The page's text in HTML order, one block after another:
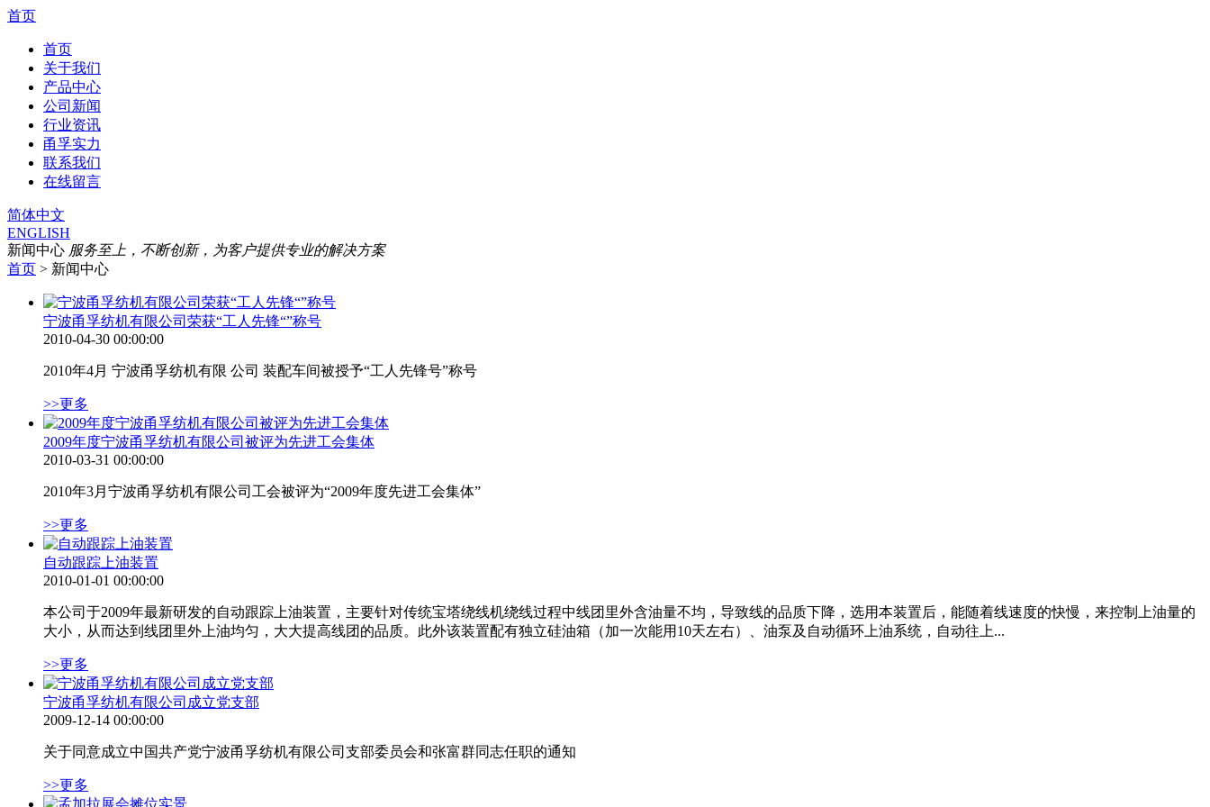
首页
首页
关于我们
产品中心
公司新闻
行业资讯
甬孚实力
联系我们
在线留言
简体中文
ENGLISH
新闻中心 服务至上，不断创新，为客户提供专业的解决方案
首页 > 新闻中心
宁波甬孚纺机有限公司荣获“工人先锋“”称号
2010-04-30 00:00:00
2010年4月 宁波甬孚纺机有限 公司 装配车间被授予“工人先锋号”称号
>>更多
2009年度宁波甬孚纺机有限公司被评为先进工会集体
2010-03-31 00:00:00
2010年3月宁波甬孚纺机有限公司工会被评为“2009年度先进工会集体”
>>更多
自动跟踪上油装置
2010-01-01 00:00:00
本公司于2009年最新研发的自动跟踪上油装置，主要针对传统宝塔绕线机绕线过程中线团里外含油量不均，导致线的品质下降，选用本装置后，能随着线速度的快慢，来控制上油量的
大小，从而达到线团里外上油均匀，大大提高线团的品质。此外该装置配有独立硅油箱（加一次能用10天左右）、油泵及自动循环上油系统，自动往上...
>>更多
宁波甬孚纺机有限公司成立党支部
2009-12-14 00:00:00
关于同意成立中国共产党宁波甬孚纺机有限公司支部委员会和张富群同志任职的通知
>>更多